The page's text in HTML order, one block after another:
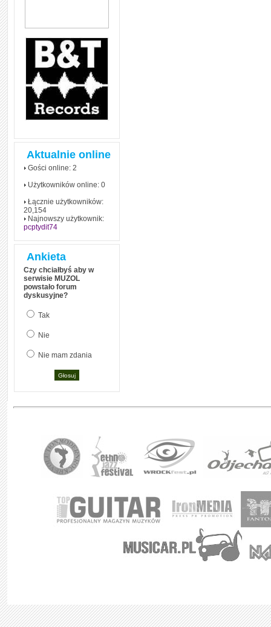
dłużej!
Aktualnie online
Gości online: 2
Użytkowników online: 0
Łącznie użytkowników:
20,154
Najnowszy użytkownik:
pcptydit74
Ankieta
Czy chciałbyś aby w
serwisie MUZOL
powstało forum
dyskusyjne?
Tak
Nie
Nie mam zdania